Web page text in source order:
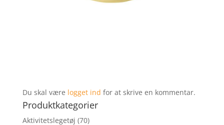
Du skal være logget ind for at skrive en kommentar.
Produktkategorier
Aktivitetslegetøj (70)